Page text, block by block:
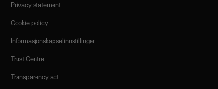
Privacy statement
Cookie policy
Informasjonskapselinnstillinger
Trust Centre
Transparency act